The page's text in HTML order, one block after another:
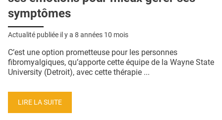
symptômes
Actualité publiée il y a 8 années 10 mois
C’est une option prometteuse pour les personnes
fibromyalgiques, qu’apporte cette équipe de la Wayne State
University (Detroit), avec cette thérapie ...
LIRE LA SUITE